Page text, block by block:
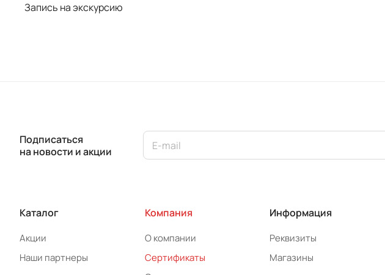
Запись на экскурсию
Подписаться
на новости и акции
Каталог
Акции
Наши партнеры
Компания
О компании
Сертификаты
Информация
Реквизиты
Магазины